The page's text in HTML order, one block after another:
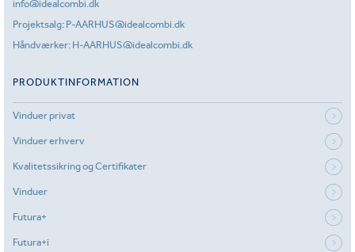
info@idealcombi.dk
Projektsalg: P-AARHUS@idealcombi.dk
Håndværker: H-AARHUS@idealcombi.dk
PRODUKTINFORMATION
Vinduer privat
Vinduer erhverv
Kvalitetssikring og Certifikater
Vinduer
Futura+
Futura+i